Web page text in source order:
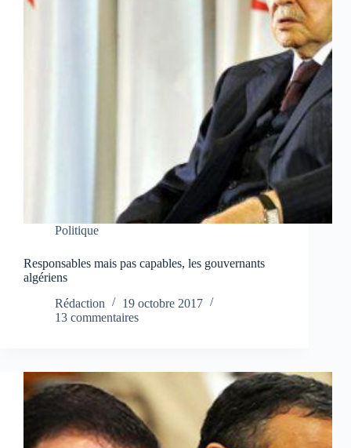
Politique
Responsables mais pas capables, les gouvernants
algériens
Rédaction
19 octobre 2017
13 commentaires